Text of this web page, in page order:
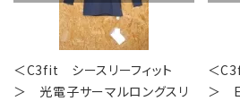
＜C3fit シースリーフィット
＞ 光電子サーマルロングスリ
＜
＞